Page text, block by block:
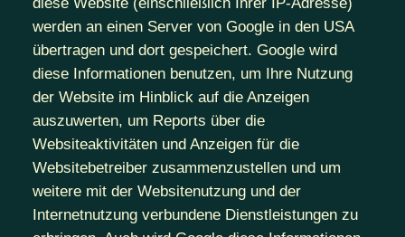
werden an einen Server von Google in den USA
übertragen und dort gespeichert. Google wird
diese Informationen benutzen, um Ihre Nutzung
der Website im Hinblick auf die Anzeigen
auszuwerten, um Reports über die
Websiteaktivitäten und Anzeigen für die
Websitebetreiber zusammenzustellen und um
weitere mit der Websitenutzung und der
Internetnutzung verbundene Dienstleistungen zu